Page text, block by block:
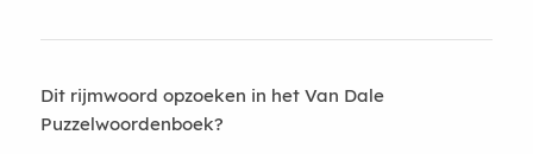
Dit rijmwoord opzoeken in het Van Dale
Puzzelwoordenboek?